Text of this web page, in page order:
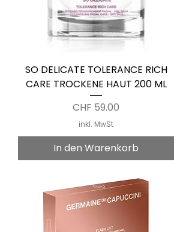
SO DELICATE TOLERANCE RICH
CARE TROCKENE HAUT 200 ML
Preis
CHF 59.00
inkl. MwSt
In den Warenkorb